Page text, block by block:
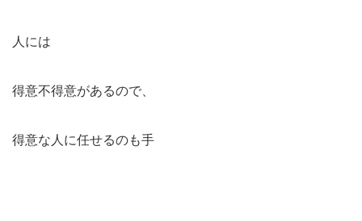
人には
得意不得意があるので、
得意な人に任せるのも手